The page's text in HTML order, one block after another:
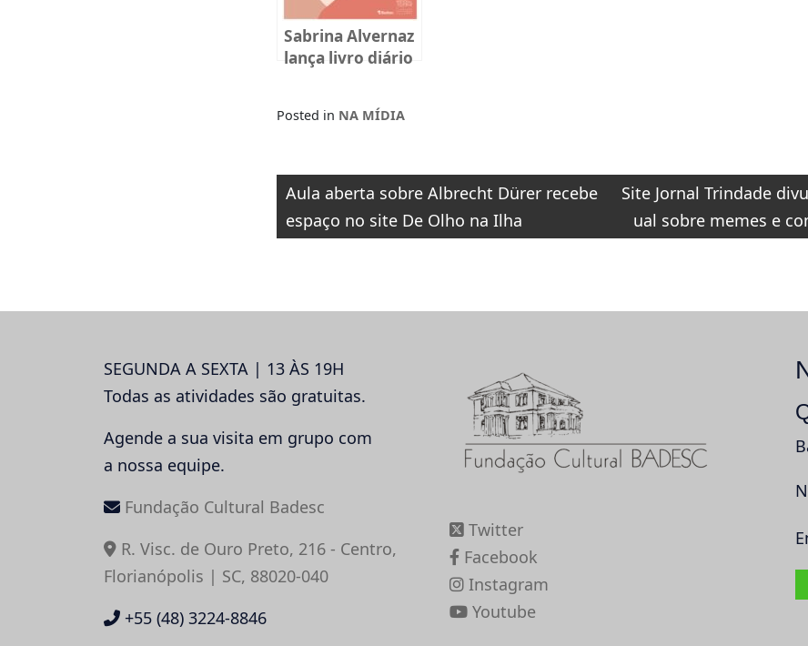
Sabrina Alvernaz
lança livro diário
humana em
Posted in NA MÍDIA
Navegação
de
Aula aberta sobre Albrecht Dürer recebe
espaço no site De Olho na Ilha
Site Jornal Trindade
ual sobre memes e
SEGUNDA A SEXTA | 13 ÀS 19H
Todas as atividades são gratuitas.
Agende a sua visita em grupo com
a nossa equipe.
Fundação Cultural Badesc
R. Visc. de Ouro Preto, 216 - Centro,
Florianópolis | SC, 88020-040
+55 (48) 3224-8846
Twitter
Facebook
Instagram
Youtube